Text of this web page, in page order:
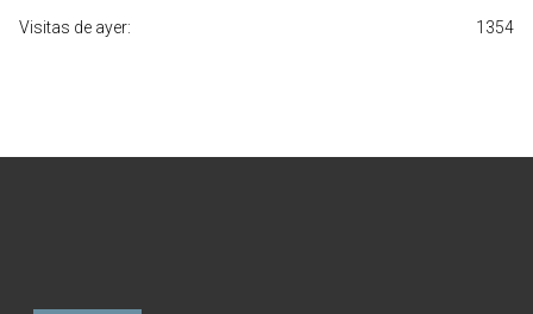
1354
Visitas de ayer: